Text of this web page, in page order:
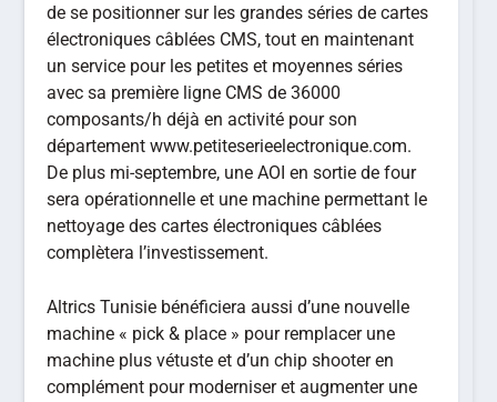
de se positionner sur les grandes séries de cartes
électroniques câblées CMS, tout en maintenant
un service pour les petites et moyennes séries
avec sa première ligne CMS de 36000
composants/h déjà en activité pour son
département www.petiteserieelectronique.com.
De plus mi-septembre, une AOI en sortie de four
sera opérationnelle et une machine permettant le
nettoyage des cartes électroniques câblées
complètera l’investissement.
Altrics Tunisie bénéficiera aussi d’une nouvelle
machine « pick & place » pour remplacer une
machine plus vétuste et d’un chip shooter en
complément pour moderniser et augmenter une